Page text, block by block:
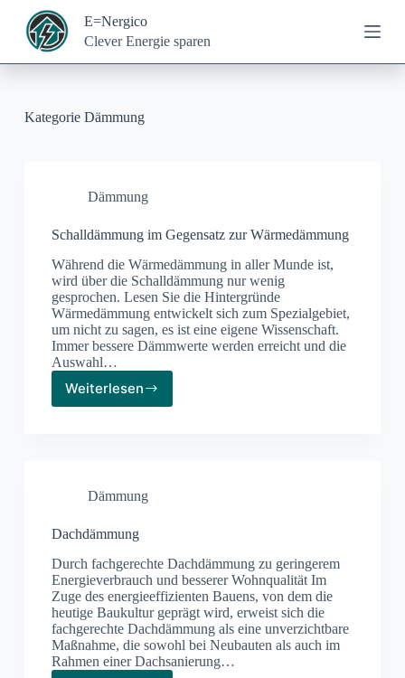
I
E=Nergico
Clever Energie sparen
KategorieDämmung
Dämmung
Schalldämmung im Gegensatz zur Wärmedämmung
Während die Wärmedämmung in aller Munde ist,
wird über die Schalldämmung nur wenig
gesprochen. Lesen Sie die Hintergründe
Wärmedämmung entwickelt sich zum Spezialgebiet,
um nicht zu sagen, es ist eine eigene Wissenschaft.
Immer bessere Dämmwerte werden erreicht und die
Auswahl…
WeiterlesenSchalldämmung
Dämmung
Dachdämmung
Durch fachgerechte Dachdämmung zu geringerem
Energieverbrauch und besserer Wohnqualität Im
Zuge des energieeffizienten Bauens, von dem die
heutige Baukultur geprägt wird, erweist sich die
fachgerechte Dachdämmung als eine unverzichtbare
Maßnahme, die sowohl bei Neubauten als auch im
Rahmen einer Dachsanierung…